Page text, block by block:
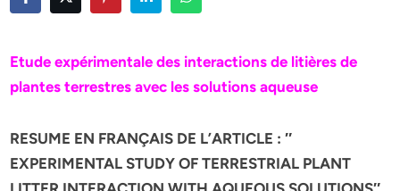
Etude expérimentale des interactions de litières de
plantes terrestres avec les solutions aqueuse
RESUME EN FRANÇAIS DE L’ARTICLE : ″
EXPERIMENTAL STUDY OF TERRESTRIAL PLANT